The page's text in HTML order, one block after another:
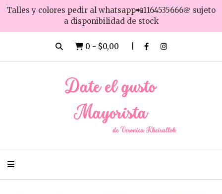
Talles y colores pedir al whatsapp📲1164535666🌸 sujeto
a disponibilidad de stock
0 - $0,00